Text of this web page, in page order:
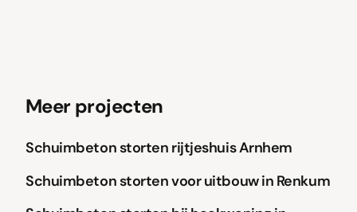
Meer projecten
Schuimbeton storten rijtjeshuis Arnhem
Schuimbeton
Schuimbeton storten voor uitbouw in Renkum
Schuimbeton